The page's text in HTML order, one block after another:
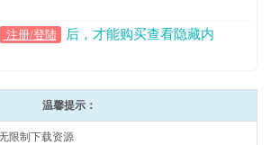
注册/登陆
后，才能购买查看隐藏内
温馨提示：
限制下载资源